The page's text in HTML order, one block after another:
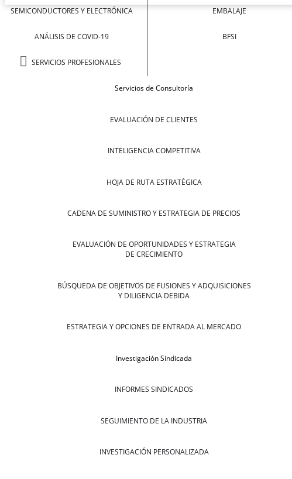
SEMICONDUCTORES Y ELECTRÓNICA
ANÁLISIS DE COVID-19
SERVICIOS PROFESIONALES
EMBALAJE
BFSI
Servicios de Consultoría
EVALUACIÓN DE CLIENTES
INTELIGENCIA COMPETITIVA
HOJA DE RUTA ESTRATÉGICA
CADENA DE SUMINISTRO Y ESTRATEGIA DE PRECIOS
EVALUACIÓN DE OPORTUNIDADES Y ESTRATEGIA
DE CRECIMIENTO
BÚSQUEDA DE OBJETIVOS DE FUSIONES Y ADQUISICIONES
Y DILIGENCIA DEBIDA
ESTRATEGIA Y OPCIONES DE ENTRADA AL MERCADO
Investigación Sindicada
INFORMES SINDICADOS
SEGUIMIENTO DE LA INDUSTRIA
INVESTIGACIÓN PERSONALIZADA